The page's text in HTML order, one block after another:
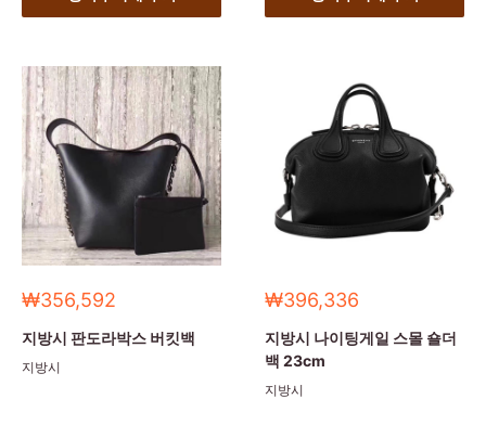
세
가
₩356,592
지방시 판도라박스 버킷백
지방시
세
가
₩396,336
지방시 나이팅게일 스몰 숄더
백 23cm
지방시